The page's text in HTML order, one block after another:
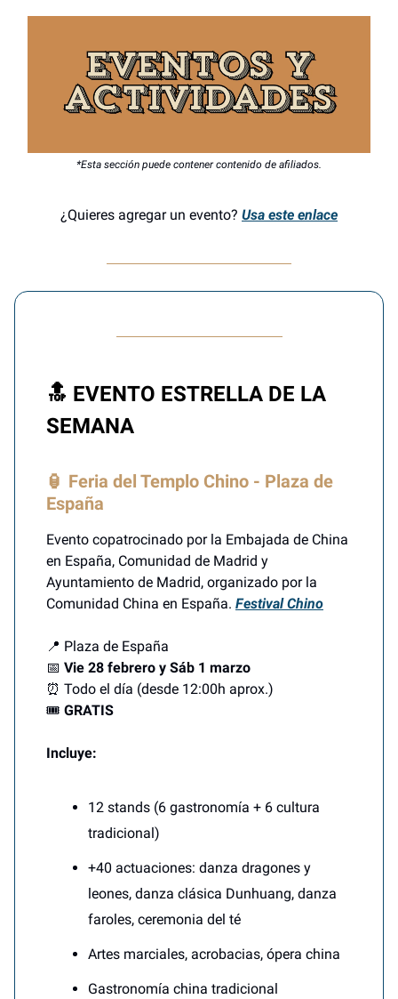
*Esta sección puede contener contenido de afiliados.
¿Quieres agregar un evento? Usa este enlace
🔝 EVENTO ESTRELLA DE LA
SEMANA
🏮 Feria del Templo Chino - Plaza de
España
Evento copatrocinado por la Embajada de China
en España, Comunidad de Madrid y
Ayuntamiento de Madrid, organizado por la
Comunidad China en España. Festival Chino
📍 Plaza de España
📅 Vie 28 febrero y Sáb 1 marzo
⏰ Todo el día (desde 12:00h aprox.)
🎟️ GRATIS
Incluye:
12 stands (6 gastronomía + 6 cultura
tradicional)
+40 actuaciones: danza dragones y
leones, danza clásica Dunhuang, danza
faroles, ceremonia del té
Artes marciales, acrobacias, ópera china
Gastronomía china tradicional